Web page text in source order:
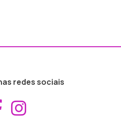
redes sociais
Aceder ao